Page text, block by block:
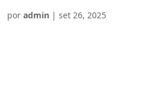
por admin | set 26, 2025